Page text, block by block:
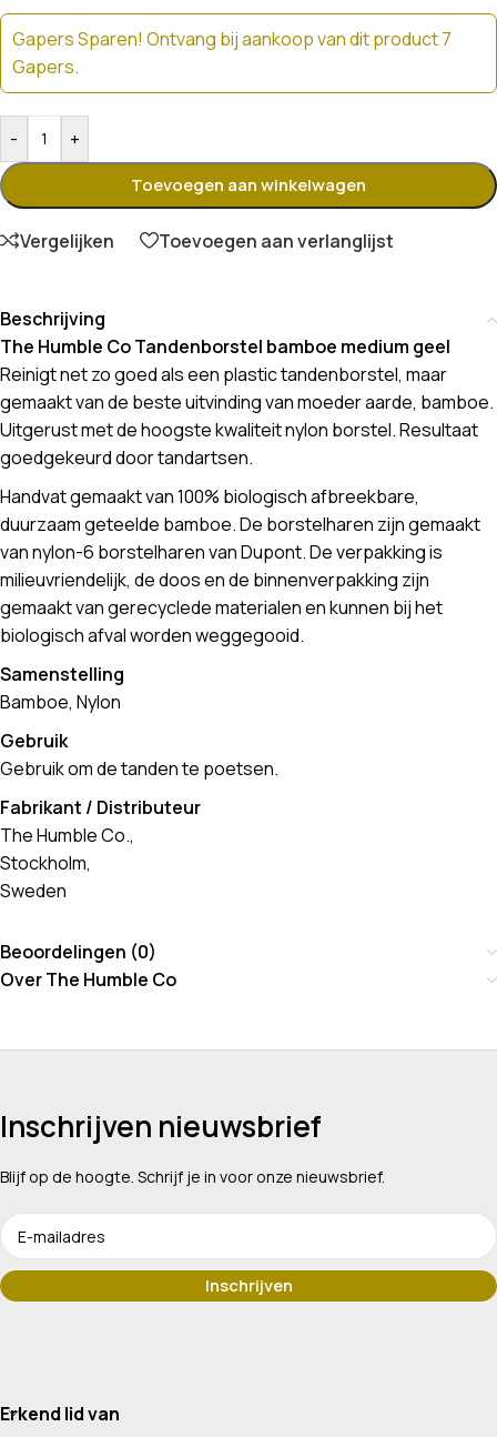
Gapers Sparen! Ontvang bij aankoop van dit product 7
Gapers.
- +
Toevoegen aan winkelwagen
Vergelijken Toevoegen aan verlanglijst
Beschrijving
The Humble Co Tandenborstel bamboe medium geel
Reinigt net zo goed als een plastic tandenborstel, maar
gemaakt van de beste uitvinding van moeder aarde, bamboe.
Uitgerust met de hoogste kwaliteit nylon borstel. Resultaat
goedgekeurd door tandartsen.
Handvat gemaakt van 100% biologisch afbreekbare,
duurzaam geteelde bamboe. De borstelharen zijn gemaakt
van nylon-6 borstelharen van Dupont. De verpakking is
milieuvriendelijk, de doos en de binnenverpakking zijn
gemaakt van gerecyclede materialen en kunnen bij het
biologisch afval worden weggegooid.
Samenstelling
Bamboe, Nylon
Gebruik
Gebruik om de tanden te poetsen.
Fabrikant / Distributeur
The Humble Co.,
Stockholm,
Sweden
Beoordelingen (0)
Over The Humble Co
Inschrijven nieuwsbrief
Blijf op de hoogte. Schrijf je in voor onze nieuwsbrief.
Erkend lid van